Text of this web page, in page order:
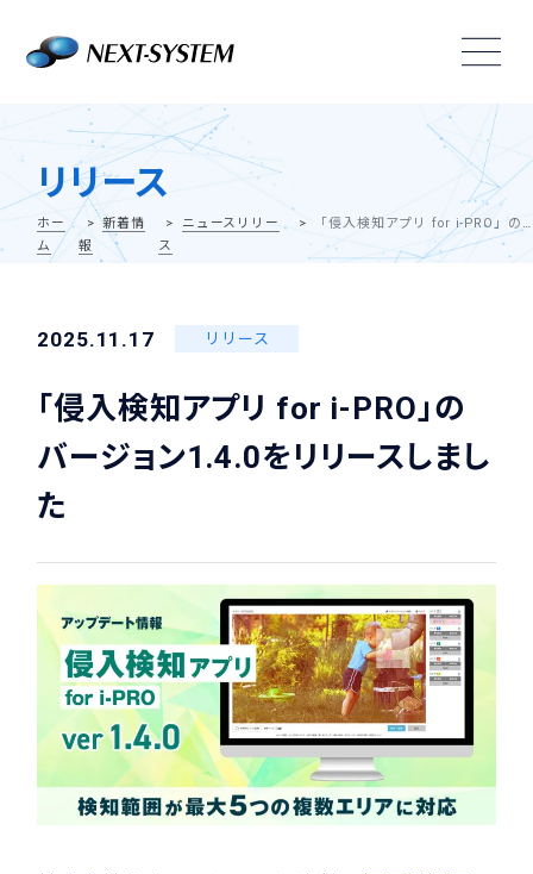
リリース
ホー
ム
新着情
報
ニュースリリー
ス
「侵入検知アプリ for i-PRO」のバージョン1.4.0をリリースしました
2025.11.17 リリース
「侵入検知アプリ for i-PRO」の
バージョン1.4.0をリリースしまし
た